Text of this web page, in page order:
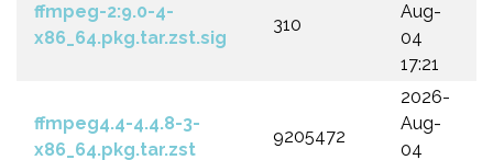
ffmpeg-2:9.0-4-
x86_64.pkg.tar.zst.sig
310
Aug-
04
17:21
ffmpeg4.4-4.4.8-3-
x86_64.pkg.tar.zst
9205472
2026-
Aug-
04